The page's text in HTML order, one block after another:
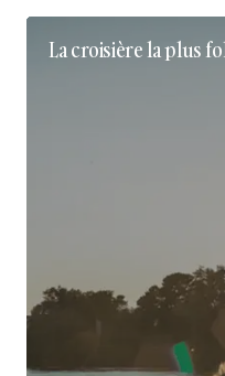
La croisière la plus